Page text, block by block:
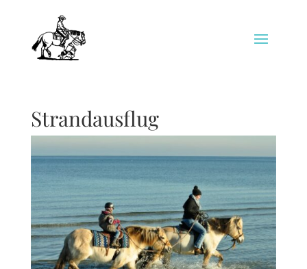
Strandausflug